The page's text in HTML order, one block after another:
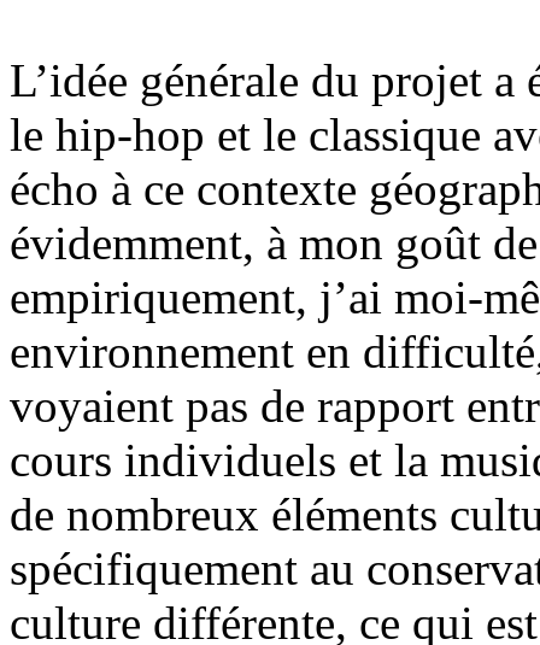
L’idée générale du projet
le hip-hop et le classique
écho à ce contexte
évidemment, à mon goût
empiriquement, j’ai moi-
environnement en
voyaient pas de rapport
cours individuels et la
de nombreux éléments
spécifiquement au
culture différente, ce qui